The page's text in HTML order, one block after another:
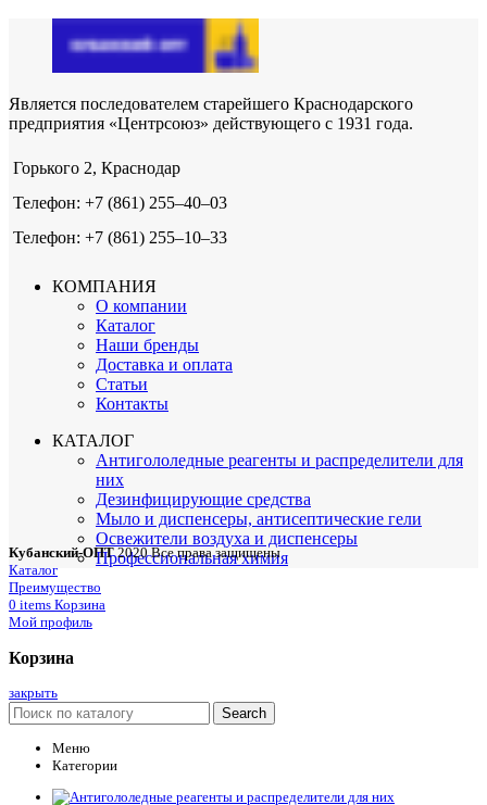
Является последователем старейшего Краснодарского
предприятия «Центрсоюз» действующего с 1931 года.
Горького 2, Краснодар
Телефон: +7 (861) 255‒40‒03
Телефон: +7 (861) 255‒10‒33
КОМПАНИЯ
О компании
Каталог
Наши бренды
Доставка и оплата
Статьи
Контакты
КАТАЛОГ
Антигололедные реагенты и распределители для
них
Дезинфицирующие средства
Мыло и диспенсеры, антисептические гели
Освежители воздуха и диспенсеры
Профессиональная химия
Кубанский-ОПТ 2020 Все права защищены
Каталог
Преимущество
0 items Корзина
Мой профиль
Корзина
закрыть
Search
Меню
Категории